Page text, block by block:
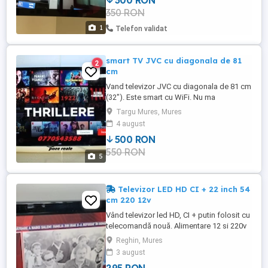
1
350 RON
Telefon validat
5
2
smart TV JVC cu diagonala de 81
cm
Vand televizor JVC cu diagonala de 81 cm
(32"). Este smart cu WiFi. Nu ma
intereseaza nici un schimb. Nu raspund la
mesaje de nici un fel !
Targu Mures, Mures
4 august
500 RON
550 RON
Televizor LED HD CI + 22 inch 54
cm 220 12v
Vând televizor led HD, CI + putin folosit cu
telecomandă nouă. Alimentare 12 si 220v
Reghin, Mures
3 august